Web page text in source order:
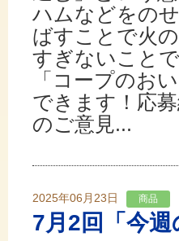
ハムなどをの
ばすことで火
すぎないこと
「コープのお
できます！応
のご意見...
2025年06月23日 商品
7月2回「今